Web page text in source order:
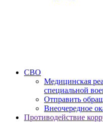
СВО
Медицинская
специальной
Отправить
Внеочередное
Противодействие